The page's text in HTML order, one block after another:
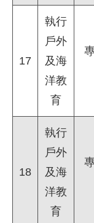
17
執行
戶外
及海
洋教
育
18
執行
戶外
及海
洋教
育